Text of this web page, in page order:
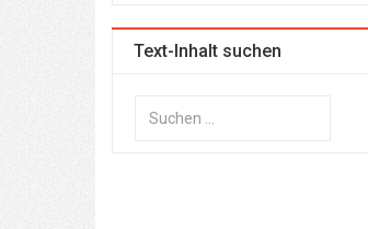
Text-Inhalt suchen